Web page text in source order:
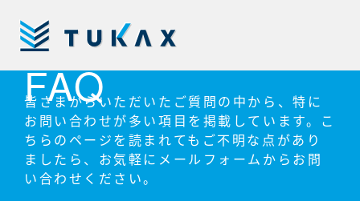
ン
式
会
社
TUKAX
ホーム
ホーム
HOME
業務内容
業務内容
SERVICE
よくあるご質問
FAQ
皆さまからいただいたご質問の中から、特に
お問い合わせが多い項目を掲載しています。こ
ちらのページを読まれてもご不明な点があり
ましたら、お気軽にメールフォームからお問
い合わせください。